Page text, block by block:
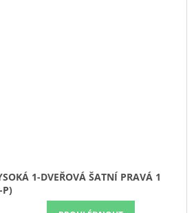
1-DVEŘOVÁ ŠATNÍ PRAVÁ 1
P)